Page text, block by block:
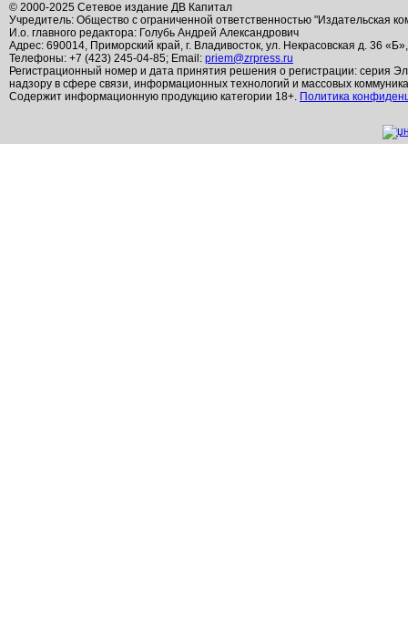
© 2000-2025 Сетевое издание ДВ Капитал
Учредитель: Общество с ограниченной ответственностью "Издательская
И.о. главного редактора: Голубь Андрей Александрович
Адрес: 690014, Приморский край, г. Владивосток, ул. Некрасовская д. 36
Телефоны: +7 (423) 245-04-85; Email: priem@zrpress.ru
Регистрационный номер и дата принятия решения о регистрации: серия
надзору в сфере связи, информационных технологий и массовых
Содержит информационную продукцию категории 18+. Политика